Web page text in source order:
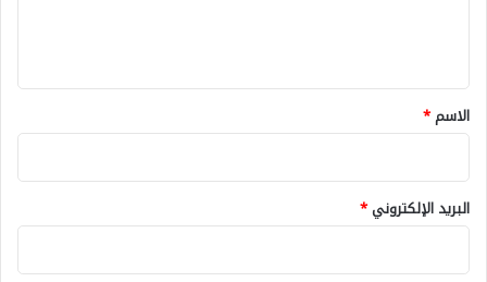
*
الاسم*
البريد الإلكتروني*